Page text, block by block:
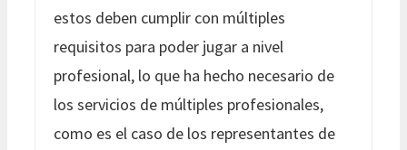
estos deben cumplir con múltiples
requisitos para poder jugar a nivel
profesional, lo que ha hecho necesario de
los servicios de múltiples profesionales,
como es el caso de los representantes de